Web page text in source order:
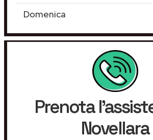
Domenica
Prenota
Novellara